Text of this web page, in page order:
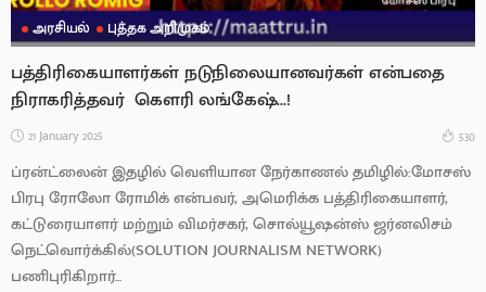
அரசியல் புத்தக அறிமுகம்
பத்திரிகையாளர்கள் நடுநிலையானவர்கள் என்பதை
நிராகரித்தவர் கௌரி லங்கேஷ்…!
21 January 2025 530
ப்ரன்ட்லைன் இதழில் வெளியான நேர்காணல் தமிழில்:மோசஸ்
பிரபு ரோலோ ரோமிக் என்பவர், அமெரிக்க பத்திரிகையாளர்,
கட்டுரையாளர் மற்றும் விமர்சகர், சொல்யூஷன்ஸ் ஜர்னலிசம்
நெட்வொர்க்கில்(SOLUTION JOURNALISM NETWORK)
பணிபுரிகிறார்...